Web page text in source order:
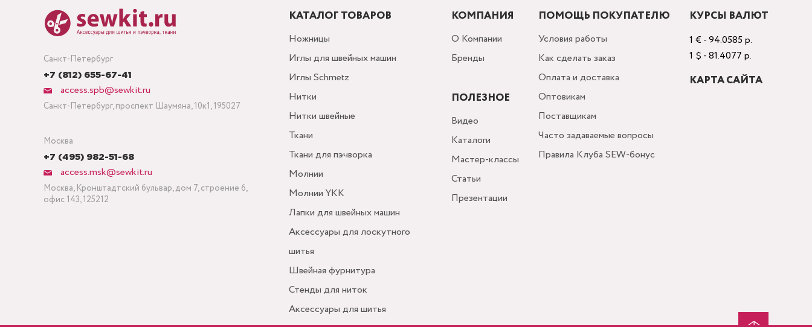
Санкт-Петербург
+7 (812) 655-67-41
access.spb@sewkit.ru
Санкт-Петербург, проспект Шаумяна, 10к1, 195027
Москва
+7 (495) 982-51-68
access.msk@sewkit.ru
Москва, Кронштадтский бульвар, дом 7, строение 6,
офис 143, 125212
КАТАЛОГ ТОВАРОВ
Ножницы
Иглы для швейных машин
Иглы Schmetz
Нитки
Нитки швейные
Ткани
Ткани для пэчворка
Молнии
Молнии YKK
Лапки для швейных машин
Аксессуары для лоскутного
шитья
Швейная фурнитура
Стенды для ниток
Аксессуары для шитья
КОМПАНИЯ
О Компании
Бренды
ПОЛЕЗНОЕ
Видео
Каталоги
Мастер-классы
Статьи
Презентации
ПОМОЩЬ ПОКУПАТЕЛЮ
Условия работы
Как сделать заказ
Оплата и доставка
Оптовикам
Поставщикам
Часто задаваемые вопросы
Правила Клуба SEW-бонус
КУРСЫ ВАЛЮТ
1 € - 94.0585 р.
1 $ - 81.4077 р.
КАРТА САЙТА